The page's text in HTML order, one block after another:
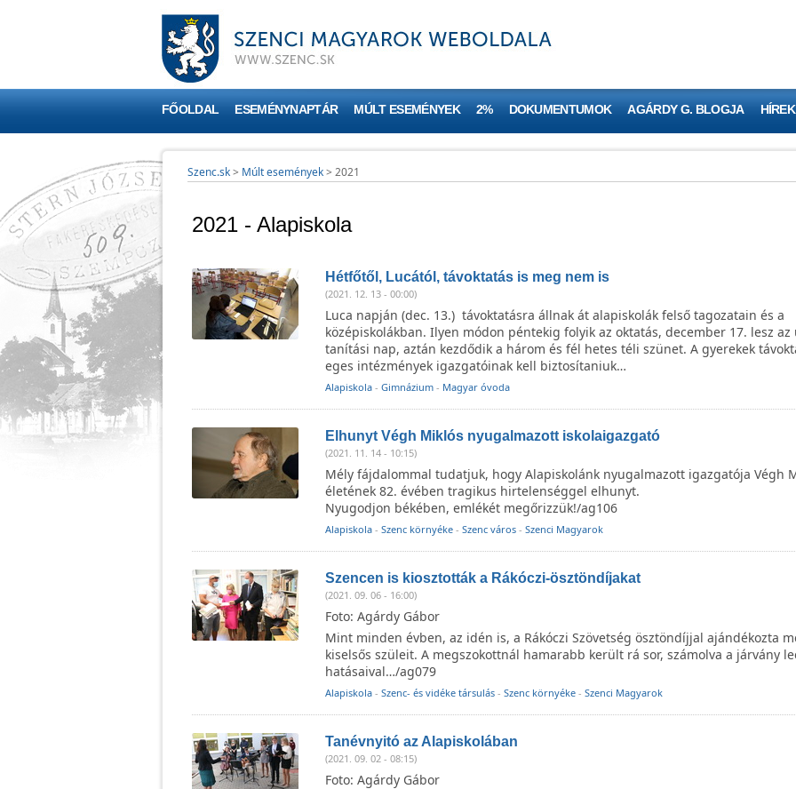
FŐOLDAL ESEMÉNYNAPTÁR MÚLT ESEMÉNYEK 2% DOKUMENTUMOK AGÁRDY G. BLOGJA HÍREK
Szenc.sk> Múlt események> 2021
2021 - Alapiskola
Hétfőtől, Lucától, távoktatás is meg nem is
(2021. 12. 13 - 00:00)
Luca napján (dec. 13.) távoktatásra állnak át alapiskolák felső tagozatain és a
középiskolákban. Ilyen módon péntekig folyik az oktatás, december 17. lesz az
tanítási nap, aztán kezdődik a három és fél hetes téli szünet. A gyerekek
eges intézmények igazgatóinak kell biztosítaniuk…
Alapiskola- Gimnázium- Magyar óvoda
Elhunyt Végh Miklós nyugalmazott iskolaigazgató
(2021. 11. 14 - 10:15)
Mély fájdalommal tudatjuk, hogy Alapiskolánk nyugalmazott igazgatója Végh
életének 82. évében tragikus hirtelenséggel elhunyt.
Nyugodjon békében, emlékét megőrizzük!/ag106
Alapiskola- Szenc környéke- Szenc város- Szenci Magyarok
Szencen is kiosztották a Rákóczi-ösztöndíjakat
(2021. 09. 06 - 16:00)
Foto: Agárdy Gábor
Mint minden évben, az idén is, a Rákóczi Szövetség ösztöndíjjal ajándékozta
kiselsős szüleit. A megszokottnál hamarabb került rá sor, számolva a járvány
hatásaival…/ag079
Alapiskola- Szenc- és vidéke társulás- Szenc környéke- Szenci Magyarok
Tanévnyitó az Alapiskolában
(2021. 09. 02 - 08:15)
Foto: Agárdy Gábor